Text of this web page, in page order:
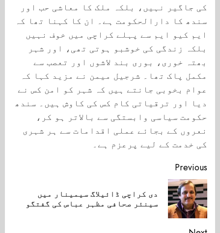
کی جاگیر نہیں، بلکہ ملک کا معاشی حب اور
سندھ کا دارالحکومت ہے۔ ان کا کہنا تھا کہ
ایم کیو ایم سے پہلے کراچی میں خوف نہیں
بلکہ زندگی کی خوشبو ہوتی تھی، اور شہر
بھتہ خوری، بوری بند لاشوں اور تعصب سے
مکمل پاک تھا۔ شرجیل میمن نے مزید کہا کہ
عوام بخوبی جانتے ہیں کہ شہر کو امن کس نے
دیا اور ترقیاتی کام کس کی کاوش ہیں۔ سندھ
حکومت سیاسی وابستگی سے بالاتر ہو کر،
نعروں کے بجائے عملی اقدامات سے ہر شہری
کی خدمت کے لیے پرعزم ہے۔
Continue
Reading
Previous
دی کراچی ڈائیلاگ سیمینار میں
سینئر صحافی مظہر عباس کی گفتگو